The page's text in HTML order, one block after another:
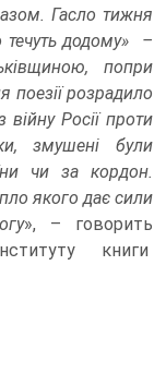
Гасло тижня
течуть додому» –
попри
поезії розрадило
війну Росії проти
змушені були
чи за кордон.
якого дає сили
», – говорить
книги